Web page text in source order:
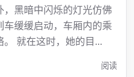
黑暗中闪烁的灯光仿佛
缓缓启动，车厢内的乘
就在这时，她的目...
阅读